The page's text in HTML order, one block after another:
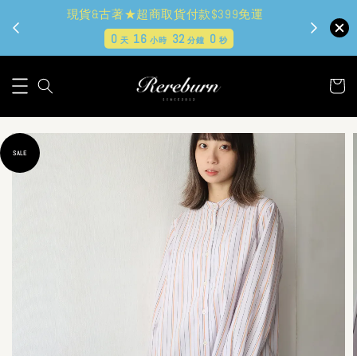
現貨&古著★超商取貨付款$399免運
0天 16小時 31 分鐘 58秒
SALE